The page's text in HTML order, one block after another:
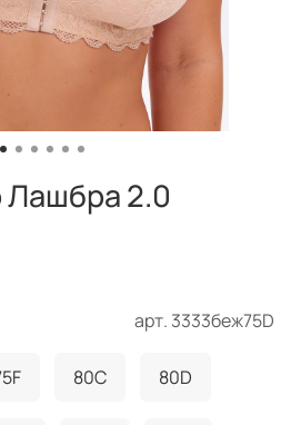
арт. 3333беж75D
Лашбра 2.0
80C 80D